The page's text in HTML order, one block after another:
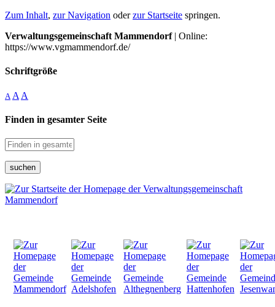
Zum Inhalt, zur Navigation oderzur Startseite springen.
Verwaltungsgemeinschaft Mammendorf| Online:
https://www.vgmammendorf.de/
Schriftgröße
A A A
Finden in gesamter Seite
suchen